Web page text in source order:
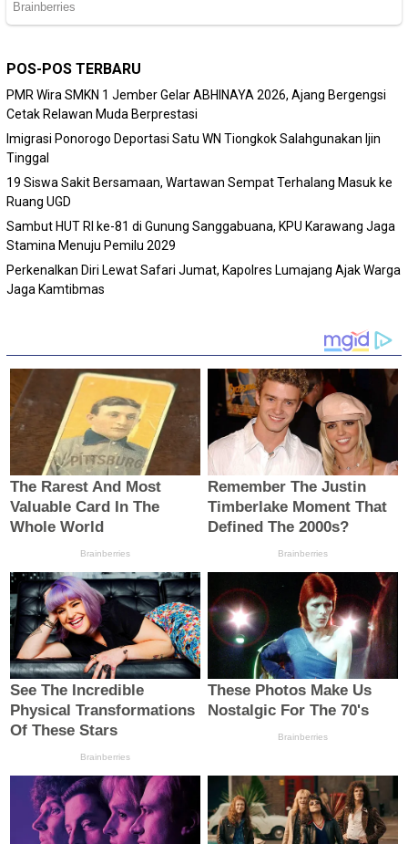
POS-POS TERBARU
PMR Wira SMKN 1 Jember Gelar ABHINAYA 2026, Ajang Bergengsi
Cetak Relawan Muda Berprestasi
Imigrasi Ponorogo Deportasi Satu WN Tiongkok Salahgunakan Ijin
Tinggal
19 Siswa Sakit Bersamaan, Wartawan Sempat Terhalang Masuk ke
Ruang UGD
Sambut HUT RI ke-81 di Gunung Sanggabuana, KPU Karawang Jaga
Stamina Menuju Pemilu 2029
Perkenalkan Diri Lewat Safari Jumat, Kapolres Lumajang Ajak Warga
Jaga Kamtibmas